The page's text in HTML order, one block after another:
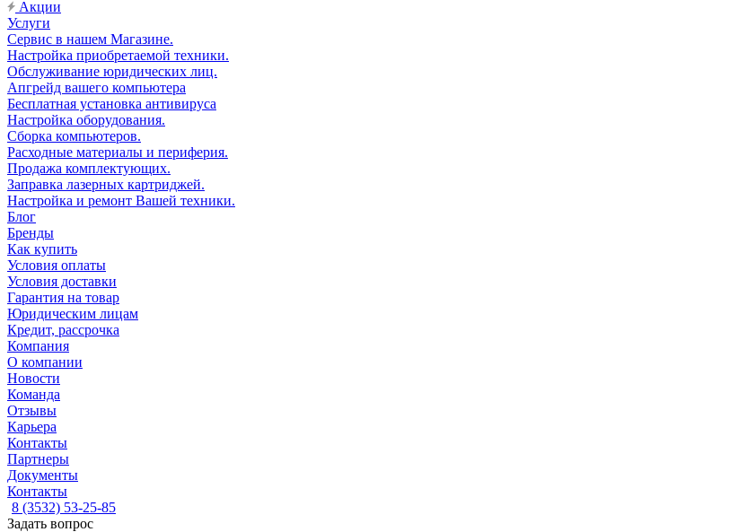
Акции
Услуги
Сервис в нашем Магазине.
Настройка приобретаемой техники.
Обслуживание юридических лиц.
Апгрейд вашего компьютера
Бесплатная установка антивируса
Настройка оборудования.
Сборка компьютеров.
Расходные материалы и периферия.
Продажа комплектующих.
Заправка лазерных картриджей.
Настройка и ремонт Вашей техники.
Блог
Бренды
Как купить
Условия оплаты
Условия доставки
Гарантия на товар
Юридическим лицам
Кредит, рассрочка
Компания
О компании
Новости
Команда
Отзывы
Карьера
Контакты
Партнеры
Документы
Контакты
8 (3532) 53-25-85
Задать вопрос